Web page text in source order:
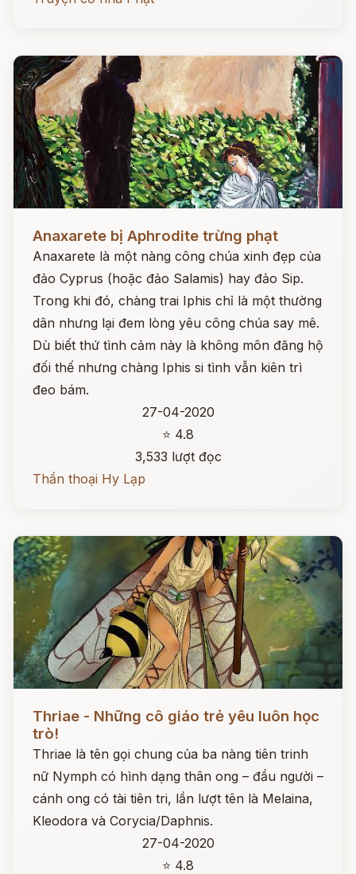
Anaxarete bị Aphrodite trừng phạt
Anaxarete là một nàng công chúa xinh đẹp của
đảo Cyprus (hoặc đảo Salamis) hay đảo Sip.
Trong khi đó, chàng trai Iphis chỉ là một thường
dân nhưng lại đem lòng yêu công chúa say mê.
Dù biết thứ tình cảm này là không môn đăng hộ
đối thế nhưng chàng Iphis si tình vẫn kiên trì
đeo bám.
27-04-2020
⭐ 4.8
3,533 lượt đọc
Thần thoại Hy Lạp
Thriae - Những cô giáo trẻ yêu luôn học
trò!
Thriae là tên gọi chung của ba nàng tiên trinh
nữ Nymph có hình dạng thân ong – đầu người –
cánh ong có tài tiên tri, lần lượt tên là Melaina,
Kleodora và Corycia/Daphnis.
27-04-2020
⭐ 4.8